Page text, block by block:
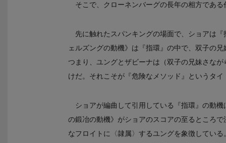
そこで、クローネンバーグの長年の相方であ
先に触れたスパンキングの場面で、ショアは
ェルズングの動機》は『指環』の中で、双子の
つまり、ユングとザビーナは（双子の兄妹さな
けだ。それこそが『危険なメソッド』というタ
ショアが編曲して引用している『指環』の動
の鍛冶の動機》がショアのスコアの至るところ
なフロイトに〈隷属〉するユングを象徴してい